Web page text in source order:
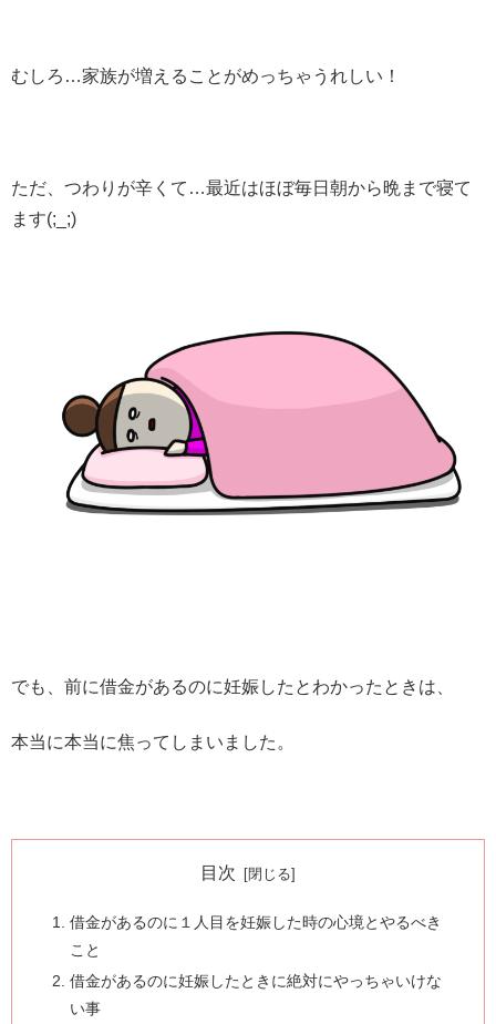
むしろ…家族が増えることがめっちゃうれしい！
ただ、つわりが辛くて…最近はほぼ毎日朝から晩まで寝て
ます(;_;)
でも、前に借金があるのに妊娠したとわかったときは、
本当に本当に焦ってしまいました。
目次
借金があるのに１人目を妊娠した時の心境とやるべき
こと
借金があるのに妊娠したときに絶対にやっちゃいけな
い事